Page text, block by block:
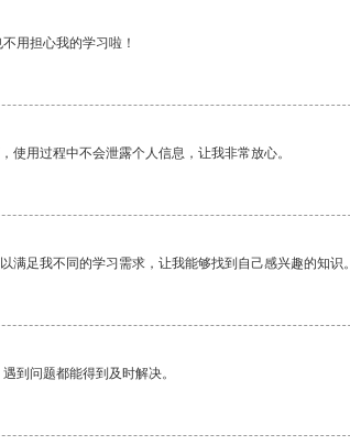
用担心我的学习啦！
使用过程中不会泄露个人信息，让我非常放心。
满足我不同的学习需求，让我能够找到自己感兴趣的知识。
到问题都能得到及时解决。